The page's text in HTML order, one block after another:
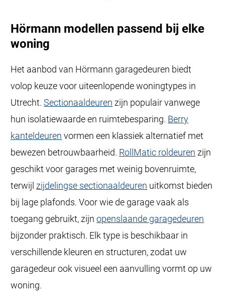
Hörmann modellen passend bij elke
woning
Het aanbod van Hörmann garagedeuren biedt
volop keuze voor uiteenlopende woningtypes in
Utrecht.Sectionaaldeuren zijn populair vanwege
hun isolatiewaarde en ruimtebesparing. Berry
kanteldeuren vormen een klassiek alternatief met
bewezen betrouwbaarheid. RollMatic roldeuren zijn
geschikt voor garages met weinig bovenruimte,
terwijl zijdelingse sectionaaldeuren uitkomst bieden
bij lage plafonds. Voor wie de garage vaak als
toegang gebruikt, zijnopenslaande garagedeuren
bijzonder praktisch. Elk type is beschikbaar in
verschillende kleuren en structuren, zodat uw
garagedeur ook visueel een aanvulling vormt op uw
woning.